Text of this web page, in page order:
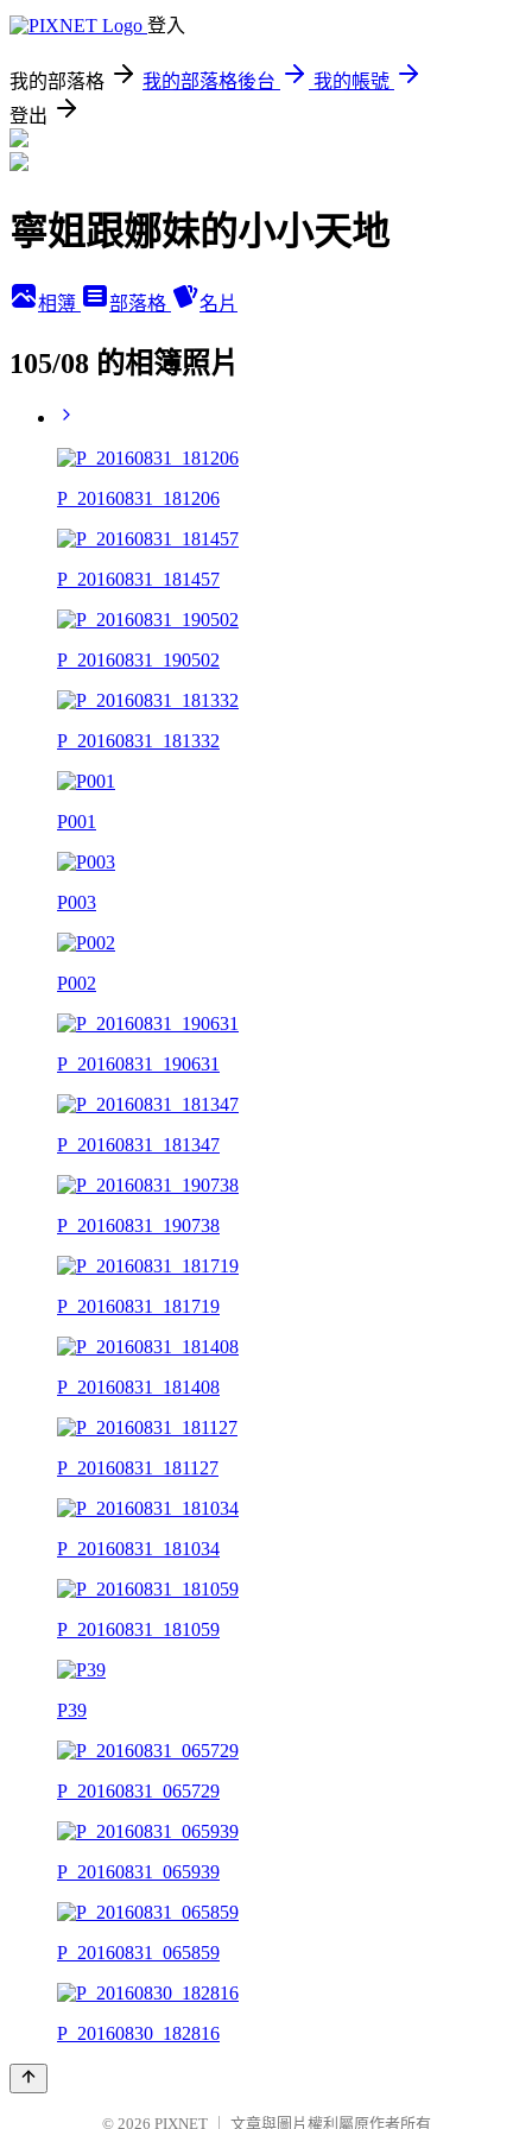
登入
我的部落格 我的部落格後台
我的帳號
登出
寧姐跟娜妹的小小天地
相簿 部落格 名片
105/08 的相簿照片
P_20160831_181206
P_20160831_181457
P_20160831_190502
P_20160831_181332
P001
P003
P002
P_20160831_190631
P_20160831_181347
P_20160831_190738
P_20160831_181719
P_20160831_181408
P_20160831_181127
P_20160831_181034
P_20160831_181059
P39
P_20160831_065729
P_20160831_065939
P_20160831_065859
P_20160830_182816
© 2026 PIXNET 文章與圖片權利屬原作者所有